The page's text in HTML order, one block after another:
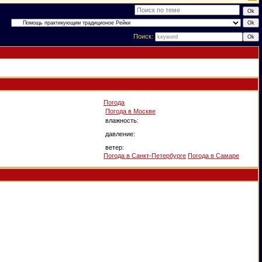
Поиск:
Погода
Погода в Москве
влажность:
давление:
ветер:
Погода в Санкт-Петербурге Погода в Самаре